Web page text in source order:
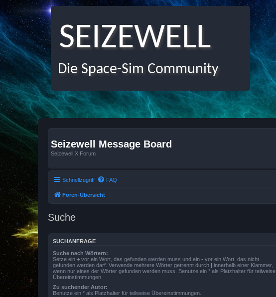
SEIZEWELL
Die Space-Sim Community
Seizewell Message Board
Seizewell X Forum
Schnellzugriff FAQ
Foren-Übersicht
Suche
SUCHANFRAGE
Suche nach Wörtern:
Setze ein + vor ein Wort, das gefunden werden muss und ein - vor ein Wort, das nicht
gefunden werden darf. Verwende mehrere Wörter getrennt durch | innerhalb einer Klammer,
wenn nur eines der Wörter gefunden werden muss. Benutze ein * als Platzhalter für teilweise
Übereinstimmungen.
Zu suchender Autor:
Benutze ein * als Platzhalter für teilweise Übereinstimmungen.